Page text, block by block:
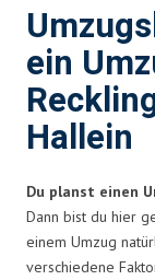
ein
Hallein
Du planst einen
Dann bist du hier
einem Umzug
verschiedene